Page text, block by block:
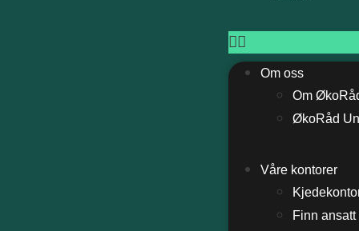
Om oss
Om
ØkoRåd
Våre kontorer
Finn ansatt